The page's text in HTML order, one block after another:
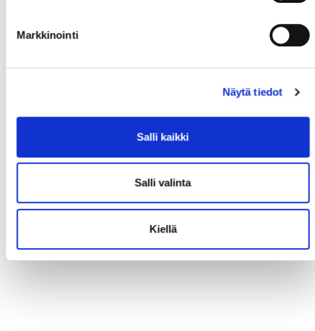
Markkinointi
Näytä tiedot
Salli kaikki
Salli valinta
Kiellä